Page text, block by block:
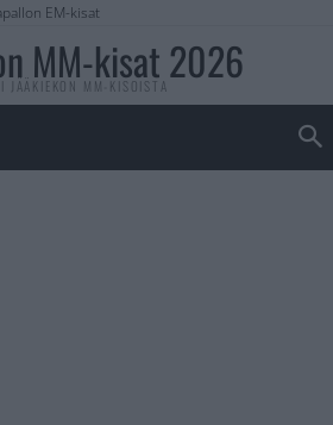
EM-kisat
MM-kisat 2026
JÄÄKIEKON MM-KISOISTA